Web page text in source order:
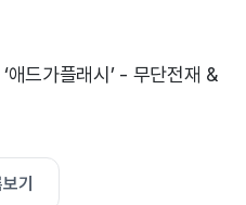
드가플래시’ - 무단전재 &
기